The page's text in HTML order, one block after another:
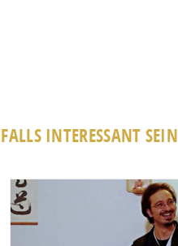
INTERESSANT SEIN